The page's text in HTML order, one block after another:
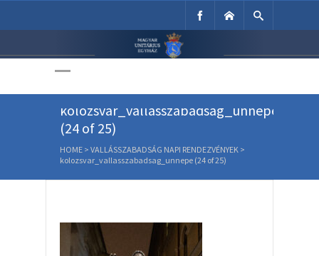
Unitárius Egyház
kolozsvar_vallasszabadsag_unnepe
(24 of 25)
HOME > VALLÁSSZABADSÁG NAPI RENDEZVÉNYEK >
kolozsvar_vallasszabadsag_unnepe (24 of 25)